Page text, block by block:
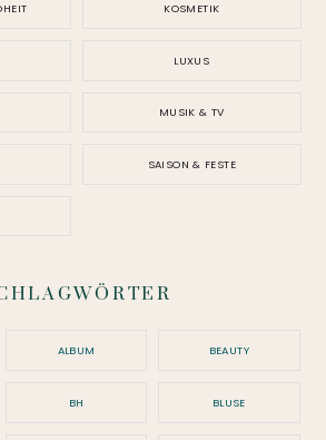
KOSMETIK
LUXUS
MUSIK & TV
SAISON & FESTE
ALBUM BEAUTY
BH BLUSE